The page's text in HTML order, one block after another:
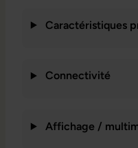
Caractéristiques
Connectivité
Affichage /